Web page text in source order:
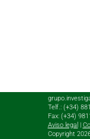
Telf.: (+34)
Fax: (+34)
Aviso legal
Copyright